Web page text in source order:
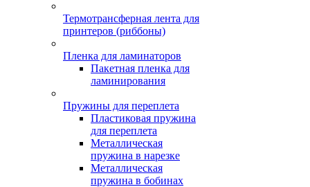
Термотрансферная лента для
принтеров (риббоны)
Пленка для ламинаторов
Пакетная пленка для
ламинирования
Пружины для переплета
Пластиковая пружина
для переплета
Металлическая
пружина в нарезке
Металлическая
пружина в бобинах